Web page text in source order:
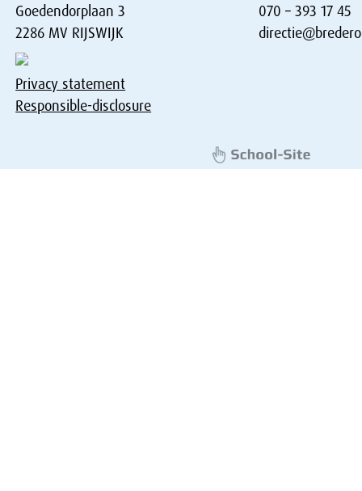
Goedendorplaan 3
2286 MV RIJSWIJK
070 – 393 17 45
Privacy statement
Responsible-disclosure